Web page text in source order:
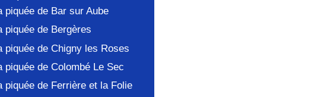
piquée de Bar sur Aube
piquée de Bergères
piquée de Chigny les Roses
piquée de Colombé Le Sec
piquée de Ferrière et la Folie